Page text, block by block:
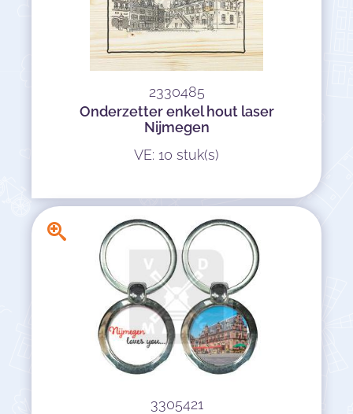
2330485
Onderzetter enkel hout laser
Nijmegen
VE: 10 stuk(s)
3305421